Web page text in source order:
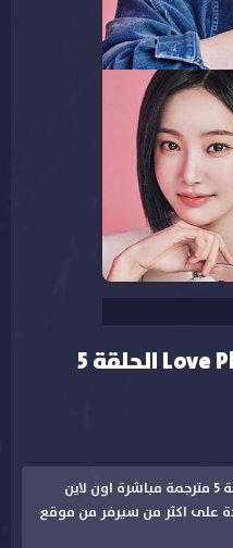
مشاهدة مسلسل Love Phobia الحلقة 5
مشاهدة مسلسل Love Phobia الحلقة 5 مترجمة مباشرة اون لاين
على اكثر من سيرفر من موقع